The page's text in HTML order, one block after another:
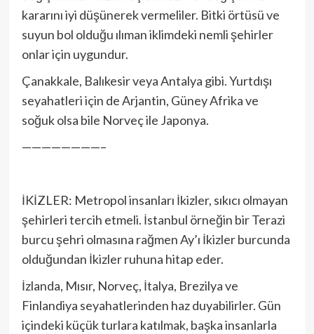
kararını iyi düşünerek vermeliler. Bitki örtüsü ve
suyun bol olduğu ılıman iklimdeki nemli şehirler
onlar için uygundur.
Çanakkale, Balıkesir veya Antalya gibi. Yurtdışı
seyahatleri için de Arjantin, Güney Afrika ve
soğuk olsa bile Norveç ile Japonya.
————————–
İKİZLER: Metropol insanları İkizler, sıkıcı olmayan
şehirleri tercih etmeli. İstanbul örneğin bir Terazi
burcu şehri olmasına rağmen Ay’ı İkizler burcunda
olduğundan İkizler ruhuna hitap eder.
İzlanda, Mısır, Norveç, İtalya, Brezilya ve
Finlandiya seyahatlerinden haz duyabilirler. Gün
içindeki küçük turlara katılmak, başka insanlarla